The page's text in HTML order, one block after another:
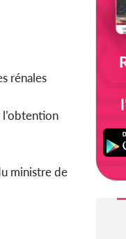
rénales
ministre de